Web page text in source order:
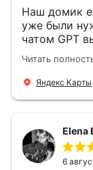
Наш домик
уже были
чатом GPT
двери Аргус
в компании
ответил на
установили
вопросы .
Огромная
Читать
Яндекс Карты
Elena
6